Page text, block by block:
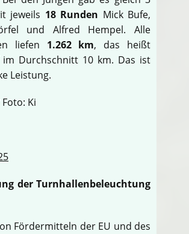
jeweils 18 Runden Mick Bufe,
und Alfred Hempel. Alle
liefen 1.262 km, das heißt
Durchschnitt 10 km. Das ist
Leistung.
Ki
der Turnhallenbeleuchtung
Fördermitteln der EU und des